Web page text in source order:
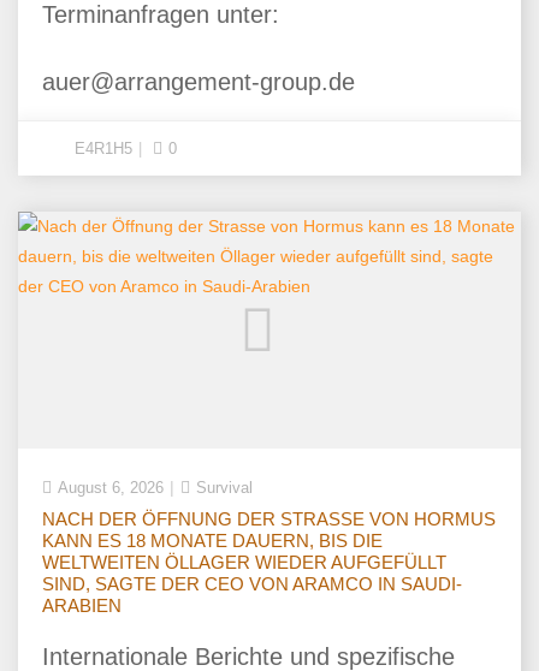
Terminanfragen unter:
auer@arrangement-group.de
E4R1H5 0
August 6, 2026 Survival
NACH DER ÖFFNUNG DER STRASSE VON HORMUS
KANN ES 18 MONATE DAUERN, BIS DIE
WELTWEITEN ÖLLAGER WIEDER AUFGEFÜLLT
SIND, SAGTE DER CEO VON ARAMCO IN SAUDI-
ARABIEN
Internationale Berichte und spezifische